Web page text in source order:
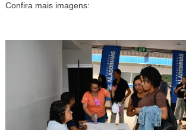
Confira mais imagens: